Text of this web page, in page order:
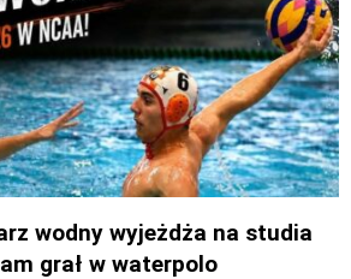
wodny wyjeżdża na studia
grał w waterpolo